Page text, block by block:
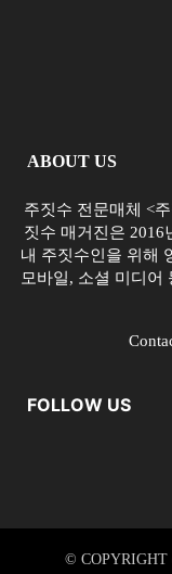
ABOUT US
주짓수 전문매체 <
짓수 매거진은 2016
내 주짓수인을 위해
모바일, 소셜 미디어
FOLLOW US
© COPYRIGHT